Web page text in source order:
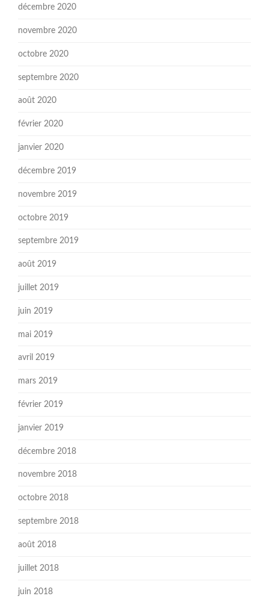
décembre 2020
novembre 2020
octobre 2020
septembre 2020
août 2020
février 2020
janvier 2020
décembre 2019
novembre 2019
octobre 2019
septembre 2019
août 2019
juillet 2019
juin 2019
mai 2019
avril 2019
mars 2019
février 2019
janvier 2019
décembre 2018
novembre 2018
octobre 2018
septembre 2018
août 2018
juillet 2018
juin 2018